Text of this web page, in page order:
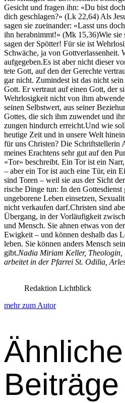
Gesicht und fra­gen ihn: «Du bist
dich geschla­gen?» (Lk 22,64) Als
sagen sie zueinan­der: «Lasst uns
ihn her­ab­n­immt!» (Mk 15,36)Wie
sagen der Spöt­ter! Für sie ist
Schwäche, ja von Gottver­lassen­heit.
aufgegeben.Es ist aber nicht dieser
tete Gott, auf den der Gerechte
gar nicht. Zumin­d­est ist das nicht
Gott. Er ver­traut auf einen Gott, der
Wehrlosigkeit nicht von ihm
seinen Selb­st­wert, aus sein­er
Gottes, die sich ihm zuwen­det und
zun­gen hin­durch erre­icht.Und wie
heutige Zeit und in unsere Welt
für uns Chris­ten? Die Schrift­stel­lerin
meines Eracht­ens sehr gut auf den
«Tor» beschreibt. Ein Tor ist ein
– aber ein Tor ist auch eine Tür, ein
sind Toren – weil sie aus der Sicht
rische Dinge tun: In den Gottes­di­enst
unge­borene Leben ein­set­zen,
nicht verkaufen darf.Chris­ten sind
Über­gang, in der Vor­läu­figkeit
und Men­sch. Sie ahnen etwas von
Ewigkeit – und kön­nen deshalb das
leben. Sie kön­nen anders Men­sch
gibt.Nadia Miri­am Keller, The­olo­gin,
arbeit­et in der Pfar­rei St. Odil­ia,
Redaktion Lichtblick
mehr zum Autor
Ähnliche
Beiträge